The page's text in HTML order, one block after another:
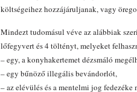
költségeihez hozzájáruljanak, vagy
Mindezt tudomásul véve az alábbiak
lőfegyvert és 4 töltényt, melyeket
– egy, a konyhakertemet dézsmáló
– egy bűnöző illegális bevándorlót,
– az elévülés és a mentelmi jog